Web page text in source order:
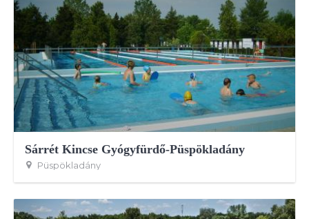
Sárrét Kincse Gyógyfürdő-Püspökladány
Püspökladány